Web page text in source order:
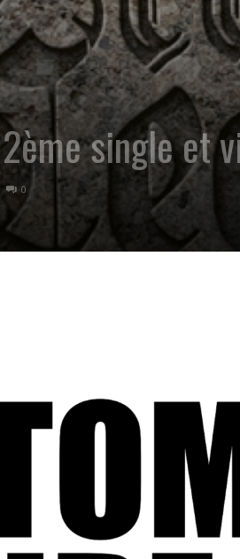
2ème single et
0